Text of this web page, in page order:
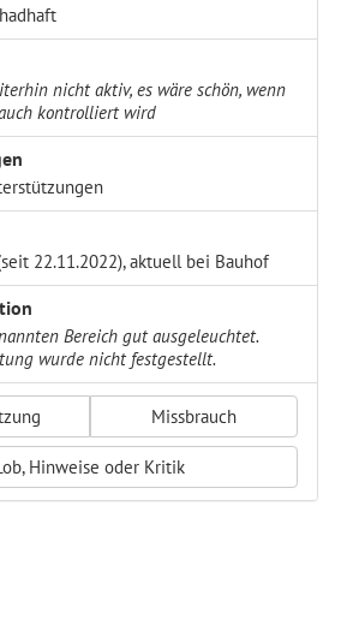
nicht aktiv, es wäre schön, wenn
kontrolliert wird
22.11.2022), aktuell bei Bauhof
Bereich gut ausgeleuchtet.
wurde nicht festgestellt.
Missbrauch
Hinweise oder Kritik